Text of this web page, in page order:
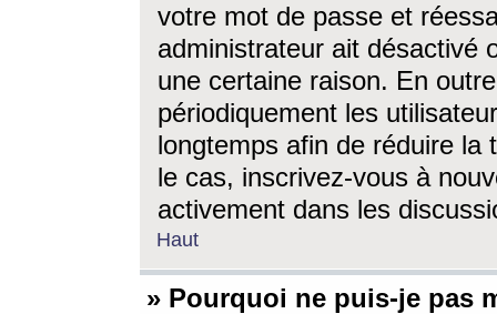
votre mot de passe et
administrateur ait désactivé
une certaine raison. En
périodiquement les
longtemps afin de réduire la
le cas, inscrivez-vous à
activement dans les
Haut
» Pourquoi ne puis-je pas